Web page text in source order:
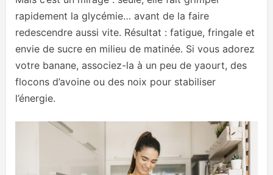
rapidement la glycémie… avant de la faire
redescendre aussi vite. Résultat : fatigue, fringale et
envie de sucre en milieu de matinée. Si vous adorez
votre banane, associez-la à un peu de yaourt, des
flocons d’avoine ou des noix pour stabiliser
l’énergie.